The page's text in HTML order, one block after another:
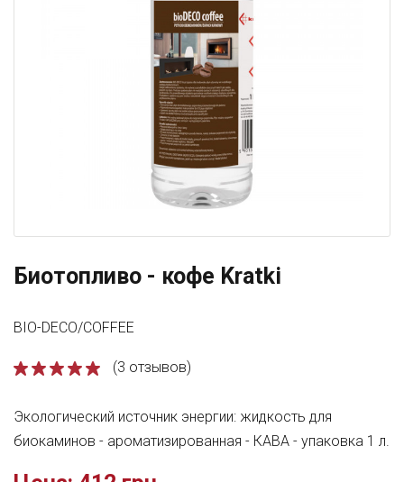
Биотопливо - кофе Kratki
BIO-DECO/COFFEE
(3 отзывов)
Экологический источник энергии: жидкость для
биокаминов - ароматизированная - КАВА - упаковка 1 л.